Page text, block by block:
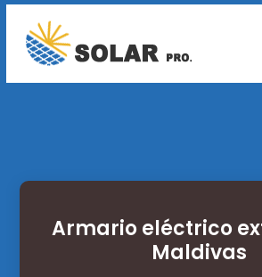
Armario eléctrico
Maldivas